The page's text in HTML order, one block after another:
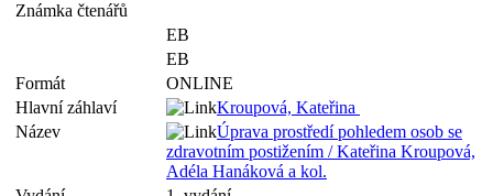
Známka čtenářů
EB
EB
Formát
ONLINE
Hlavní záhlaví
Kroupová, Kateřina
Název
Úprava prostředí pohledem osob se
zdravotním postižením / Kateřina Kroupová,
Adéla Hanáková a kol.